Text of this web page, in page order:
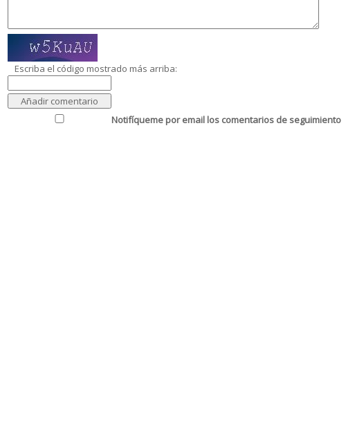
Escriba el código mostrado más arriba:
Notifíqueme por email los comentarios de seguimiento